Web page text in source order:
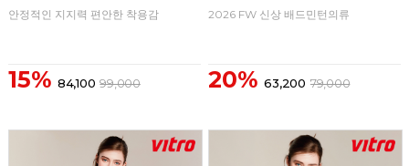
안정적인 지지력 편안한 착용감
15% 84,100 99,000
2026 FW 신상 배드민턴의류
20% 63,200 79,000